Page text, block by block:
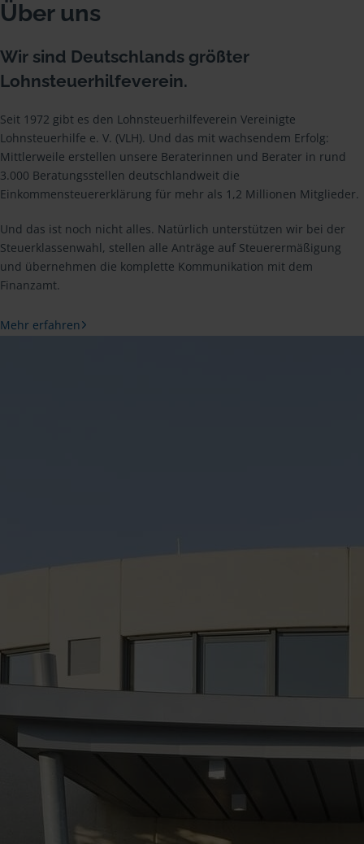
Über uns
Wir sind Deutschlands größter
Lohnsteuerhilfeverein.
Seit 1972 gibt es den Lohnsteuerhilfeverein Vereinigte
Lohnsteuerhilfe e. V. (VLH). Und das mit wachsendem Erfolg:
Mittlerweile erstellen unsere Beraterinnen und Berater in rund
3.000 Beratungsstellen deutschlandweit die
Einkommensteuererklärung für mehr als 1,2 Millionen Mitglieder.
Und das ist noch nicht alles. Natürlich unterstützen wir bei der
Steuerklassenwahl, stellen alle Anträge auf Steuerermäßigung
und übernehmen die komplette Kommunikation mit dem
Finanzamt.
Mehr erfahren